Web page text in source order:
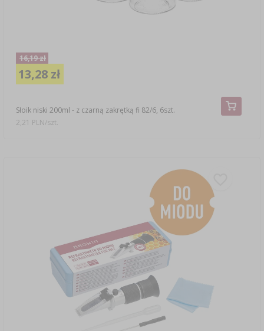
Słoik niski 200ml - z czarną zakrętką fi 82/6, 6szt.
16,19 zł
13,28 zł
2,21 PLN/szt.